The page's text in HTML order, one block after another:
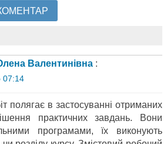
Валентинівна :
07:14
полягає в застосуванні отриманих
практичних завдань. Вони
програмами, їх виконують